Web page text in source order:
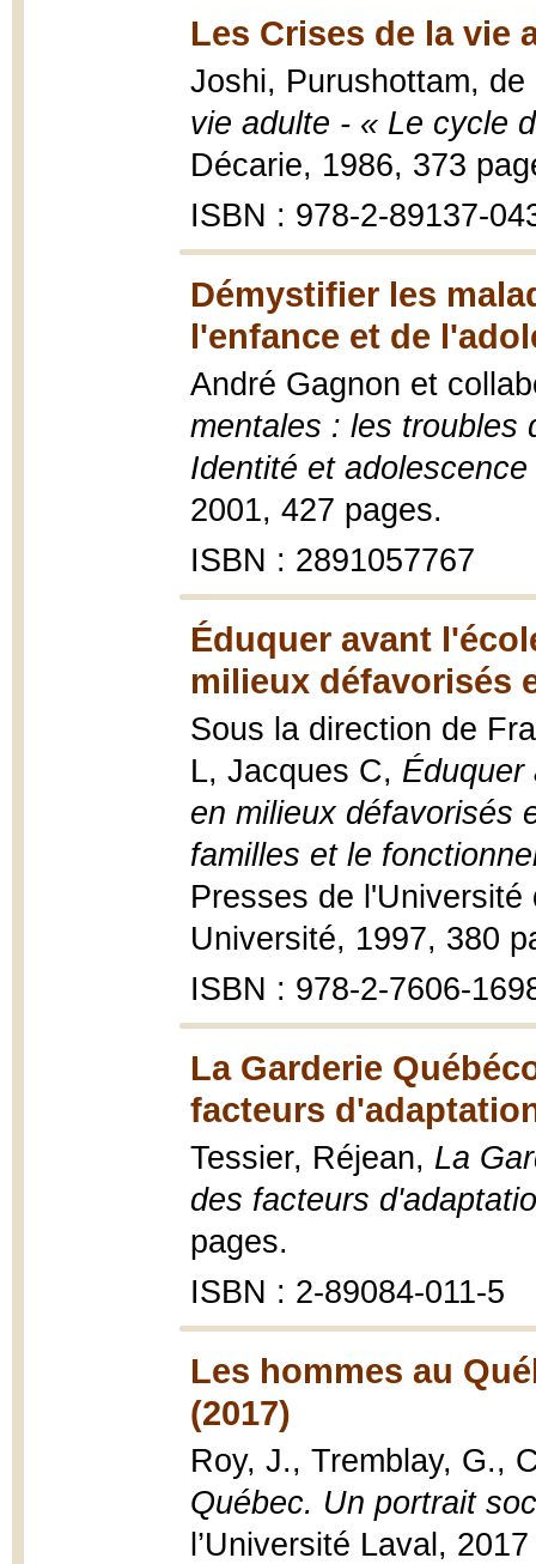
Les Crises de la vie
Joshi, Purushottam,
vie adulte - « Le cycle
Décarie, 1986, 373
ISBN : 978-2-89137-
Démystifier les
l'enfance et de
André Gagnon et
mentales : les troubles
Identité et adolescence
2001, 427 pages.
ISBN : 2891057767
Éduquer avant
milieux défavorisés
Sous la direction de
L, Jacques C, Éduquer
en milieux défavorisés
familles et le
Presses de
Université, 1997, 380
ISBN : 978-2-7606-
La Garderie
facteurs
Tessier, Réjean, La
des facteurs
pages.
ISBN : 2-89084-011-5
Les hommes au
(2017)
Roy, J., Tremblay, G.,
Québec. Un portrait
l’Université Laval, 2017